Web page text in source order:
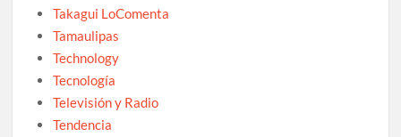
Takagui LoComenta
Tamaulipas
Technology
Tecnología
Televisión y Radio
Tendencia